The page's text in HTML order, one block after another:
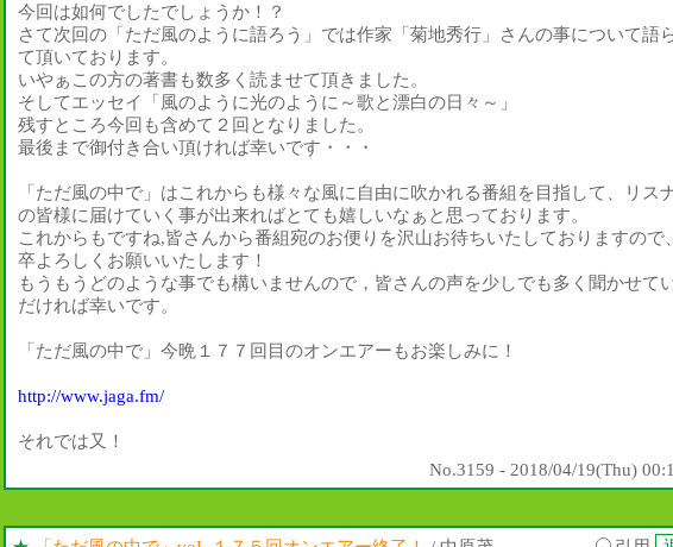
今回は如何でしたでしょうか！？
さて次回の「ただ風のように語ろう」では作家「菊地秀行」さんの事について語
て頂いております。
いやぁこの方の著書も数多く読ませて頂きました。
そしてエッセイ「風のように光のように～歌と漂白の日々～」
残すところ今回も含めて２回となりました。
最後まで御付き合い頂ければ幸いです・・・
「ただ風の中で」はこれからも様々な風に自由に吹かれる番組を目指して、リス
の皆様に届けていく事が出来ればとても嬉しいなぁと思っております。
これからもですね,皆さんから番組宛のお便りを沢山お待ちいたしておりますので
卒よろしくお願いいたします！
もうもうどのような事でも構いませんので，皆さんの声を少しでも多く聞かせて
だければ幸いです。
「ただ風の中で」今晩１７７回目のオンエアーもお楽しみに！
http://www.jaga.fm/
それでは又！
No.3159 - 2018/04/19(Thu)